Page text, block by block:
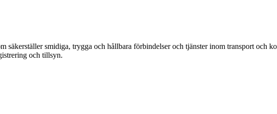
säkerställer smidiga, trygga och hållbara förbindelser och tjänster inom transport och
och tillsyn.